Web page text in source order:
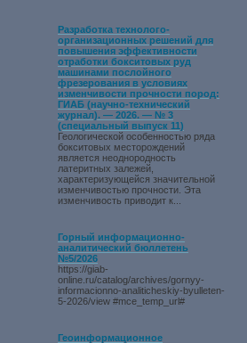
Разработка технолого-
организационных решений для
повышения эффективности
отработки бокситовых руд
машинами послойного
фрезерования в условиях
изменчивости прочности пород:
ГИАБ (научно-технический
журнал). — 2026. — № 3
(специальный выпуск 11)
Геологической особенностью ряда
бокситовых месторождений
является неоднородность
латеритных залежей,
характеризующейся значительной
изменчивостью прочности. Эта
изменчивость приводит к...
Горный информационно-
аналитический бюллетень
№5/2026
https://giab-
online.ru/catalog/archives/gornyy-
informacionno-analiticheskiy-byulleten-
5-2026/view #mce_temp_url#
Геоинформационное